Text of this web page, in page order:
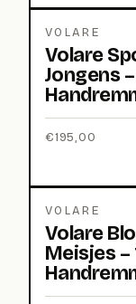
VOLARE
Volare
Jongens
€195,00
VOLARE
Volare
Meisjes –